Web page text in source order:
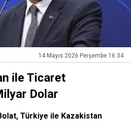
14 Mayıs 2026 Perşembe 16:34
ile Ticaret
Dolar
Türkiye ile Kazakistan